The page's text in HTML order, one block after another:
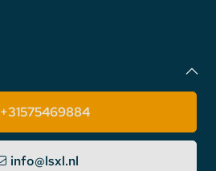
+31575469884
info@lsxl.nl